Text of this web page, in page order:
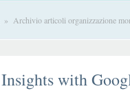
» Archivio articoli organizzazione
with